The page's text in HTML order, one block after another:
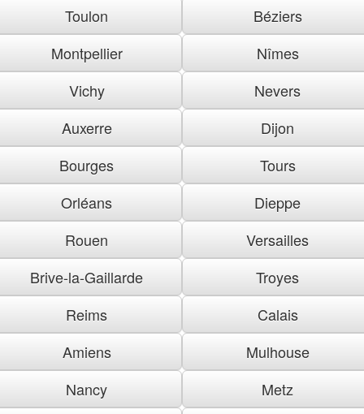
Toulon
Béziers
Montpellier
Nîmes
Vichy
Nevers
Auxerre
Dijon
Bourges
Tours
Orléans
Dieppe
Rouen
Versailles
Brive-la-Gaillarde
Troyes
Reims
Calais
Amiens
Mulhouse
Nancy
Metz